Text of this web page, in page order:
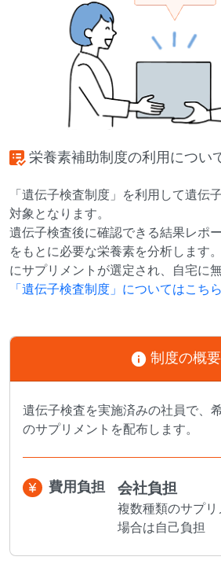
栄養素補助制度の利用につい
「遺伝子検査制度」を利用して遺伝
対象となります。
遺伝子検査後に確認できる結果レポ
をもとに必要な栄養素を分析します
にサプリメントが選定され、自宅に
「遺伝子検査制度」についてはこちら
制度の概要
遺伝子検査を実施済みの社員で、
のサプリメントを配布します。
費用負担 会社負担
複数種類のサプ
場合は自己負担